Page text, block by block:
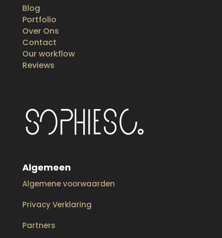
Blog
Portfolio
Over Ons
Contact
Our workflow
Reviews
Algemeen
Algemene voorwaarden
Privacy Verklaring
Partners